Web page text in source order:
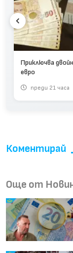
Приключва
евро
преди 21 часа
Коментирай
Още от